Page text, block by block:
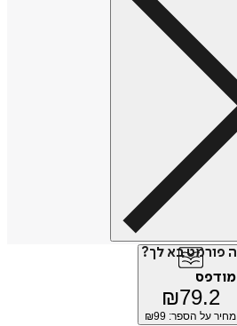
פורמט בא לך?
מודפס
₪79.2
מחיר על הספר: ₪ 99